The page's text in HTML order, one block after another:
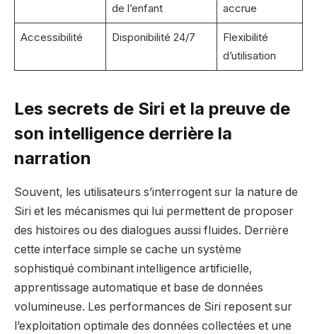
de l’enfant
accrue
Accessibilité Disponibilité 24/7
Flexibilité
d’utilisation
Les secrets de Siri et la preuve de
son intelligence derrière la
narration
Souvent, les utilisateurs s’interrogent sur la nature de
Siri et les mécanismes qui lui permettent de proposer
des histoires ou des dialogues aussi fluides. Derrière
cette interface simple se cache un système
sophistiqué combinant intelligence artificielle,
apprentissage automatique et base de données
volumineuse. Les performances de Siri reposent sur
l’exploitation optimale des données collectées et une